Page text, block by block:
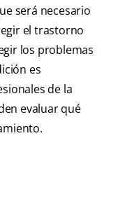
será necesario
el trastorno
los problemas
es
de la
evaluar qué